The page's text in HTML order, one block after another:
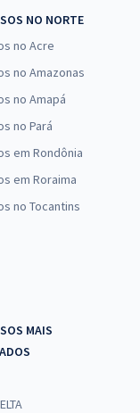
NO NORTE
no Acre
no Amazonas
no Amapá
no Pará
em Rondônia
em Roraima
no Tocantins
MAIS